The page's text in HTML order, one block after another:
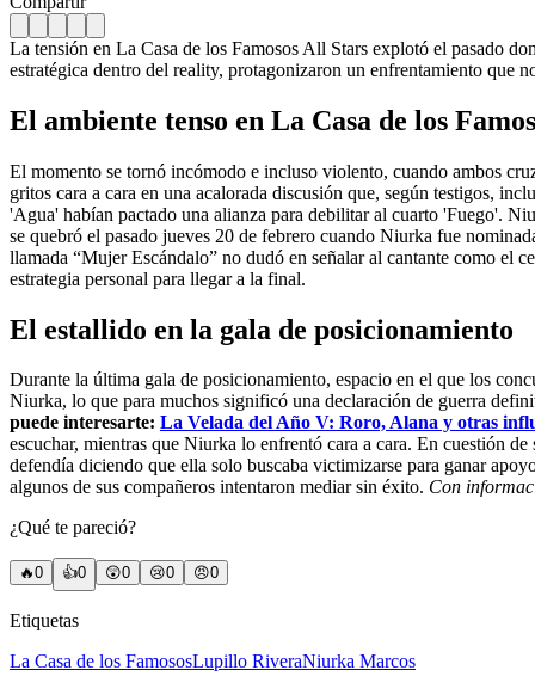
La tensión en La Casa de los Famosos All Stars explotó el pasado
estratégica dentro del reality, protagonizaron un enfrentamiento que
El ambiente tenso en La Casa de los
El momento se tornó incómodo e incluso violento, cuando ambos
gritos cara a cara en una acalorada discusión que, según testigos,
'Agua' habían pactado una alianza para debilitar al cuarto 'Fuego'.
se quebró el pasado jueves 20 de febrero cuando Niurka fue
llamada “Mujer Escándalo” no dudó en señalar al cantante como el
estrategia personal para llegar a la final.
El estallido en la gala de posicionamiento
Durante la última gala de posicionamiento, espacio en el que los
Niurka, lo que para muchos significó una declaración de guerra
puede interesarte: La Velada del Año V: Roro, Alana y otras
escuchar, mientras que Niurka lo enfrentó cara a cara. En cuestión
defendía diciendo que ella solo buscaba victimizarse para ganar
algunos de sus compañeros intentaron mediar sin éxito. Con
¿Qué te pareció?
🔥0 👍0 😲0 😢0 😠0
Etiquetas
La Casa de los FamososLupillo RiveraNiurka Marcos